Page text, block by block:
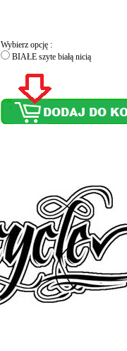
Wybierz opcję :
BIAŁE szyte białą nicią